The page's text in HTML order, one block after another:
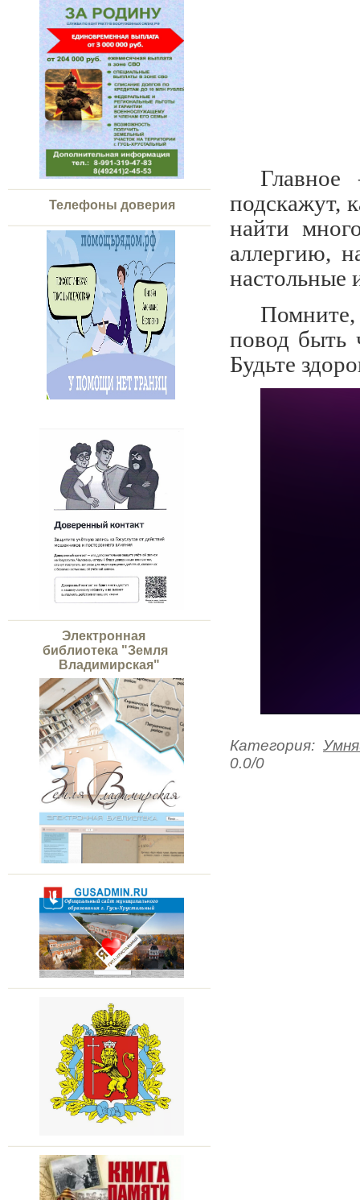
Телефоны доверия
Электронная
библиотека "Земля
Владимирская"
подскажут,
найти
аллергию,
настольные
повод быть
Будьте
Категория:
0.0/0